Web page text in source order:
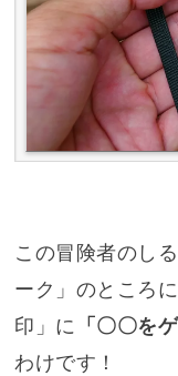
この冒険者のし
ーク」のところ
印」に 「〇〇を
わけです！